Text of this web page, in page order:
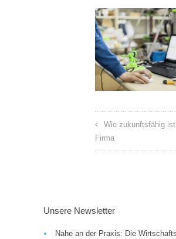
Wie zukunftsfähig
Firma
Unsere Newsletter
Nahe an der Praxis: Die